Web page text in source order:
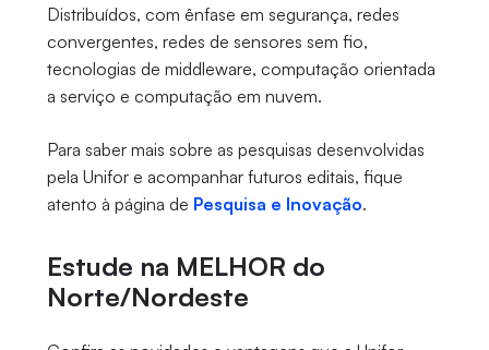
Distribuídos, com ênfase em segurança, redes
convergentes, redes de sensores sem fio,
tecnologias de middleware, computação orientada
a serviço e computação em nuvem.
Para saber mais sobre as pesquisas desenvolvidas
pela Unifor e acompanhar futuros editais, fique
atento à página de Pesquisa e Inovação.
Estude na MELHOR do
Norte/Nordeste